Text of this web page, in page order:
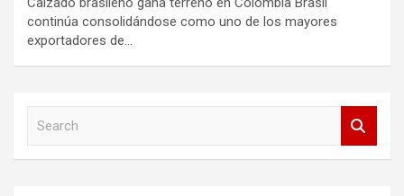
continúa consolidándose como uno de los mayores
exportadores de…